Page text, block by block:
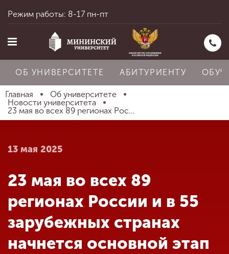
Главная
Абитуриенту
Обучение
Режим работы: 8-17 пн-пт
ОБ УНИВЕРСИТЕТЕ АБИТУРИЕНТУ
Главная
Об университете
Новости университета
23 мая во всех 89 регионах Рос...
13 мая 2025
23 мая во всех 89
регионах России и в 55
зарубежных странах
начнется основной этап